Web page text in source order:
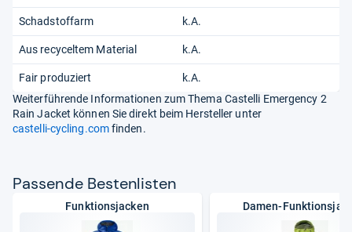
Schadstoffarm k.A.
Aus recyceltem Material k.A.
Fair produziert
k.A.
Weiterführende Informationen zum Thema Castelli Emergency 2
Rain Jacket können Sie direkt beim Hersteller unter
castelli-cycling.comfinden.
Pas­sende Bes­ten­lis­ten
Funktionsjacken Damen-